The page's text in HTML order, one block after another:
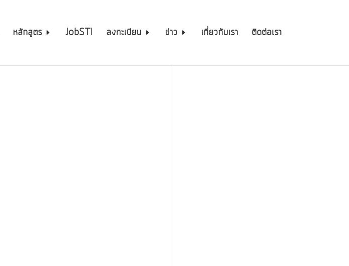
หลักสูตร JobSTI ลงทะเบียน ข่าว เกี่ยวกับเรา ติดต่อเรา